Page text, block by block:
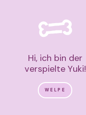
Hi, ich bin der
verspielte Yuki!
WELPE